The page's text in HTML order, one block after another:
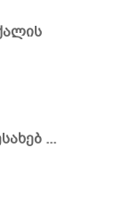
...